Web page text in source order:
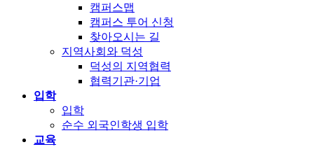
캠퍼스맵
캠퍼스 투어 신청
찾아오시는 길
지역사회와 덕성
덕성의 지역협력
협력기관·기업
입학
입학
순수 외국인학생 입학
교육